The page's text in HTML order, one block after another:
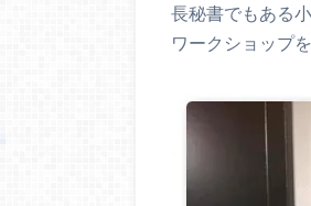
長秘書でもある
ワークショップ